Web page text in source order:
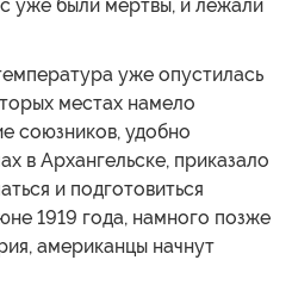
уже были мертвы, и лежали
уже опустилась
местах намело
союзников, удобно
в Архангельске, приказало
и подготовиться
1919 года, намного позже
американцы начнут